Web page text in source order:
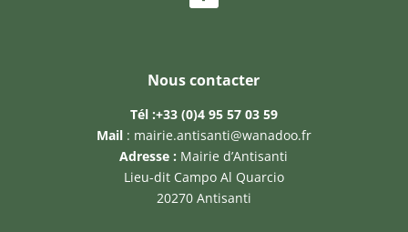
Nous contacter
Tél :+33 (0)4 95 57 03 59
Mail: mairie.antisanti@wanadoo.fr
Adresse : Mairie d’Antisanti
Lieu-dit Campo Al Quarcio
20270 Antisanti